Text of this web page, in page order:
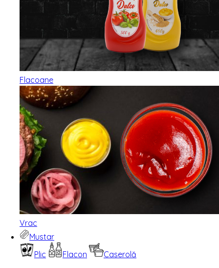
Flacoane
Vrac
Mustar
Plic
Flacon
Caserolă